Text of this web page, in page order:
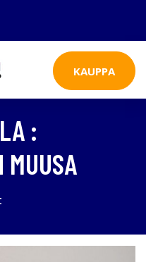
KAUPPA
:
MUUSA